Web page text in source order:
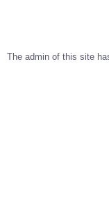
The admin of this site